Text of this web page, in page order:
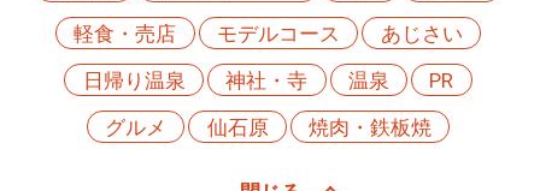
軽食・売店
モデルコース
あじさい
日帰り温泉
神社・寺 温泉
PR
グルメ
仙石原 焼肉・鉄板焼